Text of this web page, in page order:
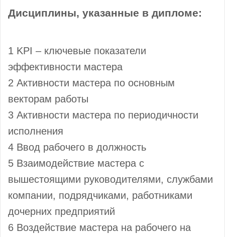
Дисциплины, указанные в дипломе:
1 KPI – ключевые показатели
эффективности мастера
2 Активности мастера по основным
векторам работы
3 Активности мастера по периодичности
исполнения
4 Ввод рабочего в должность
5 Взаимодействие мастера с
вышестоящими руководителями, службами
компании, подрядчиками, работниками
дочерних предприятий
6 Воздействие мастера на рабочего на